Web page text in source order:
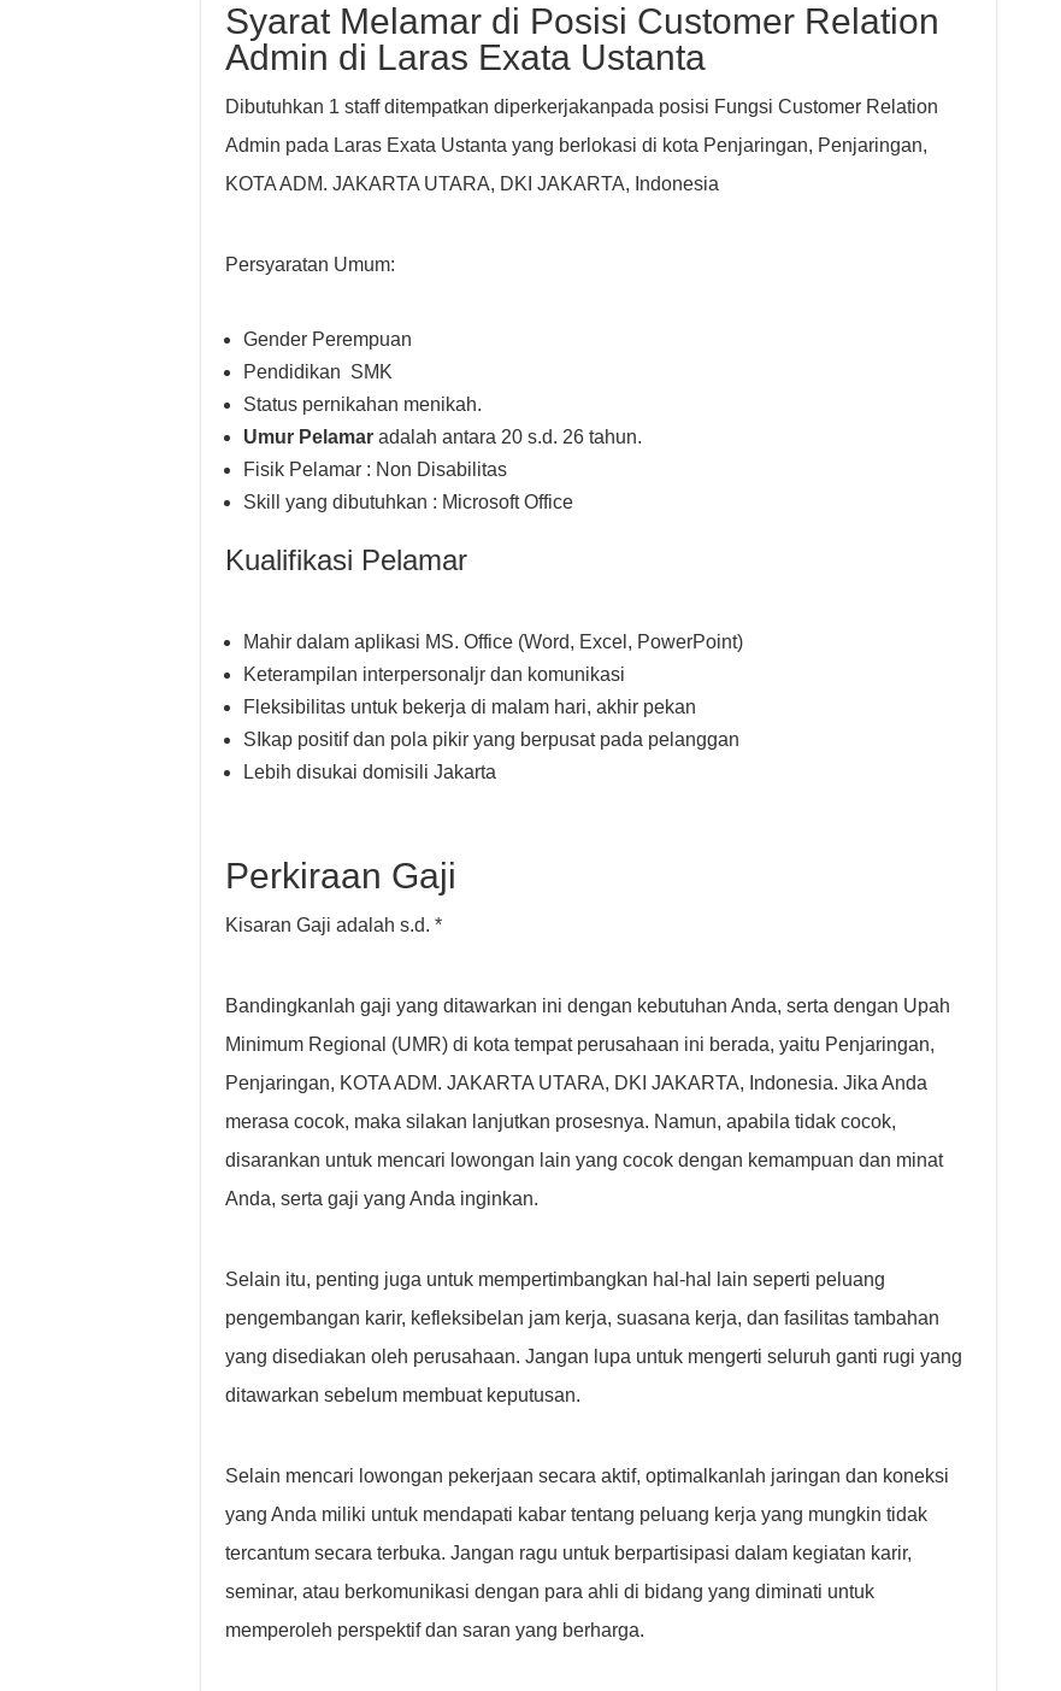
Syarat Melamar di Posisi Customer Relation
Admin di Laras Exata Ustanta
Dibutuhkan 1 staff ditempatkan diperkerjakanpada posisi Fungsi Customer Relation
Admin pada Laras Exata Ustanta yang berlokasi di kota Penjaringan, Penjaringan,
KOTA ADM. JAKARTA UTARA, DKI JAKARTA, Indonesia
Persyaratan Umum:
Gender Perempuan
Pendidikan SMK
Status pernikahan menikah.
Umur Pelamar adalah antara 20 s.d. 26 tahun.
Fisik Pelamar : Non Disabilitas
Skill yang dibutuhkan : Microsoft Office
Kualifikasi Pelamar
Mahir dalam aplikasi MS. Office (Word, Excel, PowerPoint)
Keterampilan interpersonaljr dan komunikasi
Fleksibilitas untuk bekerja di malam hari, akhir pekan
SIkap positif dan pola pikir yang berpusat pada pelanggan
Lebih disukai domisili Jakarta
Perkiraan Gaji
Kisaran Gaji adalah s.d. *
Bandingkanlah gaji yang ditawarkan ini dengan kebutuhan Anda, serta dengan Upah
Minimum Regional (UMR) di kota tempat perusahaan ini berada, yaitu Penjaringan,
Penjaringan, KOTA ADM. JAKARTA UTARA, DKI JAKARTA, Indonesia. Jika Anda
merasa cocok, maka silakan lanjutkan prosesnya. Namun, apabila tidak cocok,
disarankan untuk mencari lowongan lain yang cocok dengan kemampuan dan minat
Anda, serta gaji yang Anda inginkan.
Selain itu, penting juga untuk mempertimbangkan hal-hal lain seperti peluang
pengembangan karir, kefleksibelan jam kerja, suasana kerja, dan fasilitas tambahan
yang disediakan oleh perusahaan. Jangan lupa untuk mengerti seluruh ganti rugi yang
ditawarkan sebelum membuat keputusan.
Selain mencari lowongan pekerjaan secara aktif, optimalkanlah jaringan dan koneksi
yang Anda miliki untuk mendapati kabar tentang peluang kerja yang mungkin tidak
tercantum secara terbuka. Jangan ragu untuk berpartisipasi dalam kegiatan karir,
seminar, atau berkomunikasi dengan para ahli di bidang yang diminati untuk
memperoleh perspektif dan saran yang berharga.